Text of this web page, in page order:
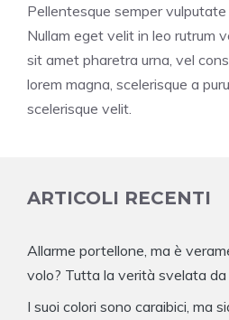
Pellentesque semper vulputate
Nullam eget velit in leo rutrum
sit amet pharetra urna, vel
lorem magna, scelerisque a
scelerisque velit.
ARTICOLI RECENTI
Allarme portellone, ma è
volo? Tutta la verità svelata da
I suoi colori sono caraibici, ma